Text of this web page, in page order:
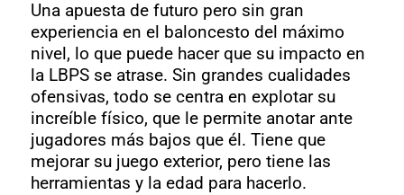
Una apuesta de futuro pero sin gran
experiencia en el baloncesto del máximo
nivel, lo que puede hacer que su impacto en
la LBPS se atrase. Sin grandes cualidades
ofensivas, todo se centra en explotar su
increíble físico, que le permite anotar ante
jugadores más bajos que él. Tiene que
mejorar su juego exterior, pero tiene las
herramientas y la edad para hacerlo.